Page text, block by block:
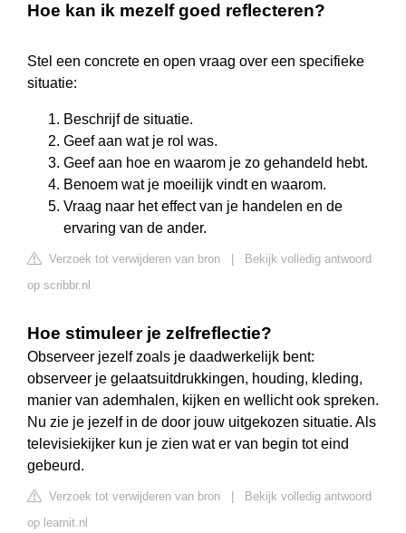
Hoe kan ik mezelf goed reflecteren?
Stel een concrete en open vraag over een specifieke
situatie:
Beschrijf de situatie.
Geef aan wat je rol was.
Geef aan hoe en waarom je zo gehandeld hebt.
Benoem wat je moeilijk vindt en waarom.
Vraag naar het effect van je handelen en de
ervaring van de ander.
Verzoek tot verwijderen van bron
Bekijk volledig antwoord
op scribbr.nl
Hoe stimuleer je zelfreflectie?
Observeer jezelf zoals je daadwerkelijk bent:
observeer je gelaatsuitdrukkingen, houding, kleding,
manier van ademhalen, kijken en wellicht ook spreken.
Nu zie je jezelf in de door jouw uitgekozen situatie. Als
televisiekijker kun je zien wat er van begin tot eind
gebeurd.
Verzoek tot verwijderen van bron
Bekijk volledig antwoord
op learnit.nl